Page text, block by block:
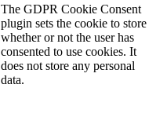
The GDPR Cookie Consent
plugin sets the cookie to store
whether or not the user has
consented to use cookies. It
does not store any personal
data.